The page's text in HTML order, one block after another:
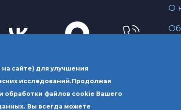
О
Петербург,
ул.
Почтовый адрес:
сайте) для улучшения
исследований.Продолжая
обработки файлов cookie Вашего
Вы всегда можете